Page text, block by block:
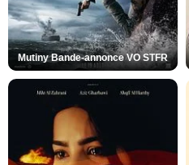
Mutiny Bande-annonce VO STFR